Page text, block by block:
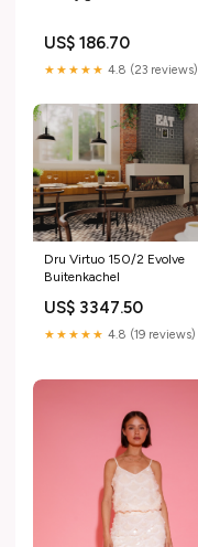
US$ 186.70
★★★★★ 4.8 (23 reviews)
Dru Virtuo 150/2 Evolve
Buitenkachel
US$ 3347.50
★★★★★ 4.8 (19 reviews)